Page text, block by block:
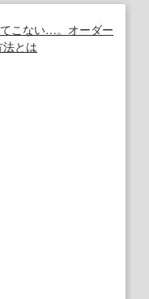
こない…。オーダー
とは